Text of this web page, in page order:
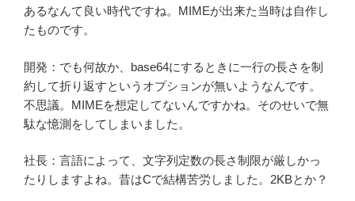
あるなんて良い時代ですね。MIMEが出来た当時は自作し
たものです。
開発：でも何故か、base64にするときに一行の長さを制
約して折り返すというオプションが無いようなんです。
不思議。MIMEを想定してないんですかね。そのせいで無
駄な憶測をしてしまいました。
社長：言語によって、文字列定数の長さ制限が厳しかっ
たりしますよね。昔はCで結構苦労しました。2KBとか？